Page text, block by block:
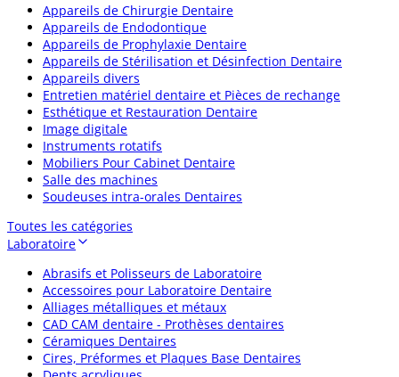
Appareils de Chirurgie Dentaire
Appareils de Endodontique
Appareils de Prophylaxie Dentaire
Appareils de Stérilisation et Désinfection Dentaire
Appareils divers
Entretien matériel dentaire et Pièces de rechange
Esthétique et Restauration Dentaire
Image digitale
Instruments rotatifs
Mobiliers Pour Cabinet Dentaire
Salle des machines
Soudeuses intra-orales Dentaires
Toutes les catégories
Laboratoire
Abrasifs et Polisseurs de Laboratoire
Accessoires pour Laboratoire Dentaire
Alliages métalliques et métaux
CAD CAM dentaire - Prothèses dentaires
Céramiques Dentaires
Cires, Préformes et Plaques Base Dentaires